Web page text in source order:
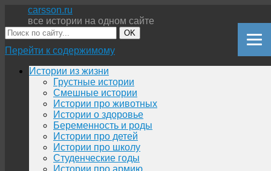
carsson.ru
все истории на одном сайте
OK
Перейти к содержимому
Истории из жизни
Грустные истории
Смешные истории
Истории про животных
Истории о здоровье
Беременность и роды
Истории про детей
Истории про школу
Студенческие годы
Истории про армию